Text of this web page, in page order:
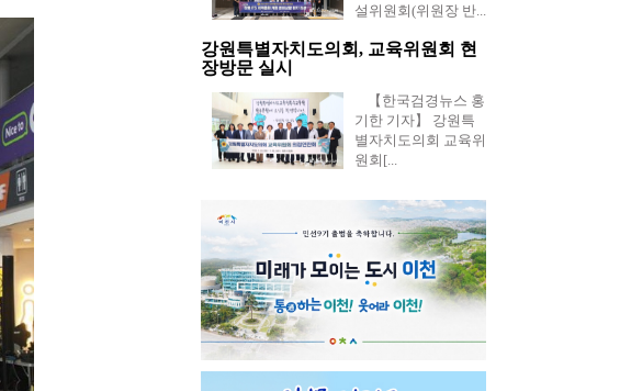
설위원회(위원장 반...
강원특별자치도의회, 교육위원회 현
장방문 실시
【한국검경뉴스 홍
기한 기자】 강원특
별자치도의회 교육위
원회[...